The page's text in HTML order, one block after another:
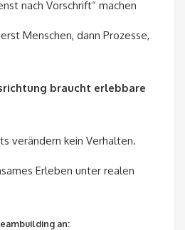
nach Vorschrift“ machen
Menschen, dann Prozesse,
braucht erlebbare
verändern kein Verhalten.
Erleben unter realen
an: